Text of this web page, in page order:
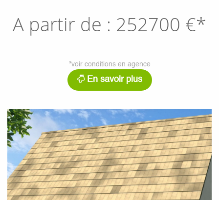
A partir de : 252700 €*
*voir conditions en agence
En savoir plus